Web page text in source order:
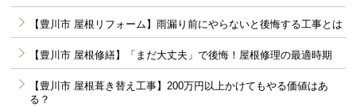
【豊川市 屋根リフォーム】雨漏り前にやらないと後悔する工事とは
【豊川市 屋根修繕】「まだ大丈夫」で後悔！屋根修理の最適時期
【豊川市 屋根葺き替え工事】200万円以上かけてもやる価値はあ
る？